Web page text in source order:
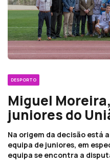
DESPORTO
Miguel
juniores do
Na origem da decisão está
equipa de juniores, em
equipa se encontra a